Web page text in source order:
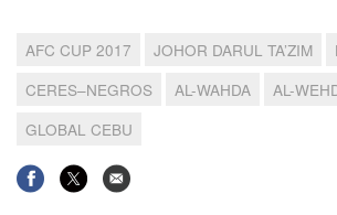
AFC CUP 2017 JOHOR DARUL TA’ZIM
CERES–NEGROS
AL-WAHDA
AL-
GLOBAL CEBU